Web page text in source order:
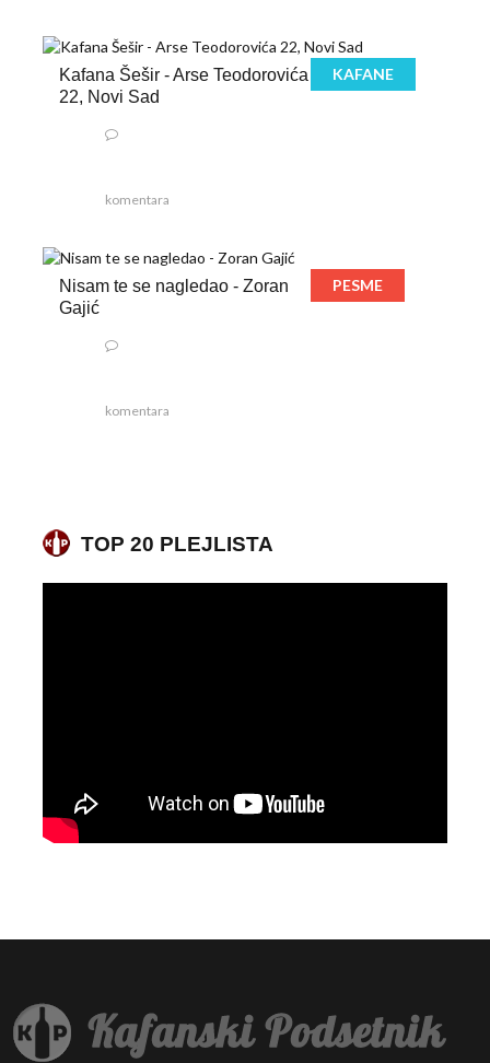
Kafana Šešir - Arse Teodorovića
22, Novi Sad
KAFANE
komentara
Nisam te se nagledao - Zoran
Gajić
PESME
komentara
TOP 20 PLEJLISTA